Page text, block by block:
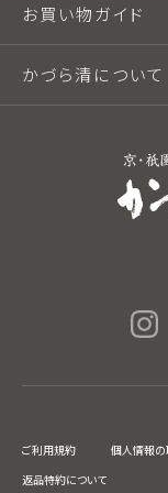
お買い物ガイド
かづら清について
ご利用規約 個人情報の
返品特約について